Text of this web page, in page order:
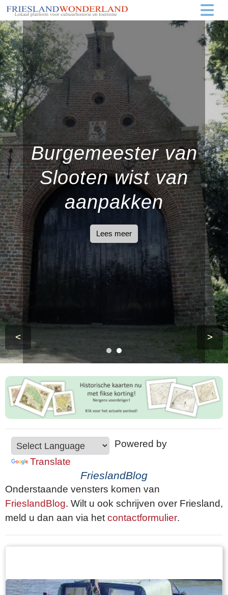
Burgemeester van
Slooten wist van
aanpakken
Lees meer
< >
Powered by
Translate
FrieslandBlog
Onderstaande vensters komen van
FrieslandBlog. Wilt u ook schrijven over Friesland,
meld u dan aan via het contactformulier.